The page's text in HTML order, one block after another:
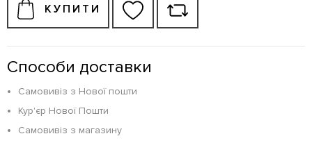
КУПИТИ
Способи доставки
Самовивіз з Нової пошти
Кур'єр Нової Пошти
Самовивіз з магазину